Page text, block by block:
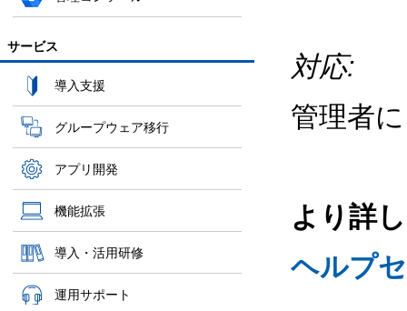
サービス
導入支援
グループウェア移行
アプリ開発
機能拡張
導入・活用研修
運用サポート
対応:
管理者
より詳
ヘルプ